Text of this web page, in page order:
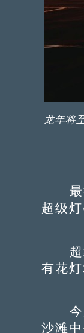
龙年将
最接
超级
超级
有花
今届
沙滩